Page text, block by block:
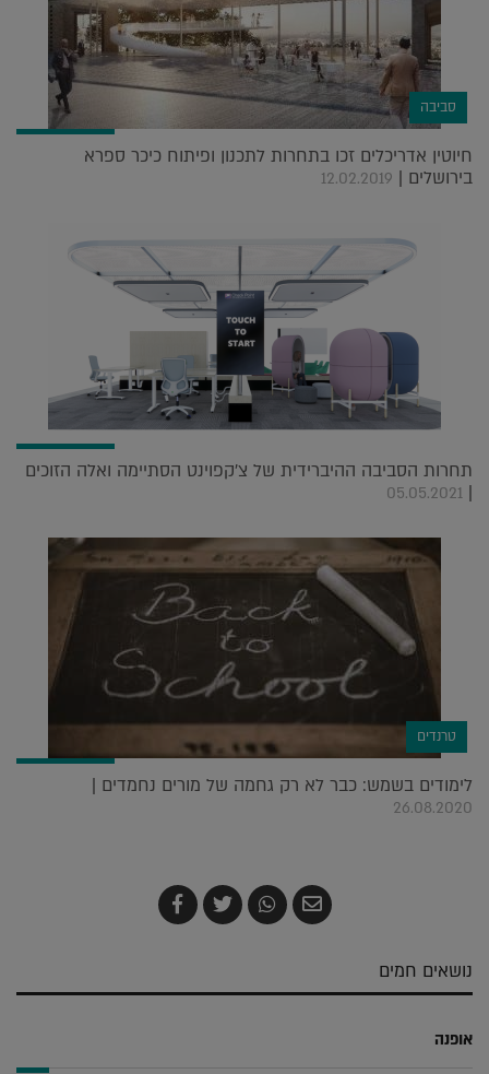
סביבה
חיוטין אדריכלים זכו בתחרות לתכנון ופיתוח כיכר ספרא
בירושלים | 12.02.2019
תחרות הסביבה ההיברידית של צ'קפוינט הסתיימה ואלה הזוכים
|
05.05.2021
טרנדים
לימודים בשמש: כבר לא רק גחמה של מורים נחמדים |
26.08.2020
שלח
בדואר
שתף
ב-
צייץ
ב-
שתף
ב-
נושאים חמים
אופנה